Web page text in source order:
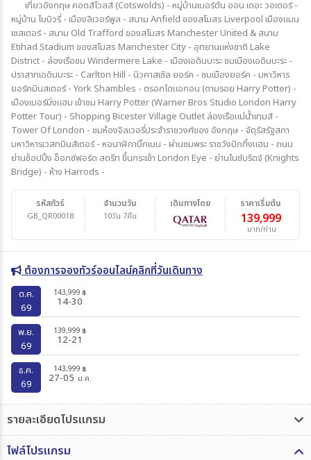
เที่ยวอังกฤษ คอตส์โวลส์ (Cotswolds) - หมู่บ้านเบอร์ตัน ออน เดอะ วอเตอร์ -
หมู่บ้าน ไบบิวรี่ - เมืองลิเวอร์พูล - สนาม Anfield ของสโมสs Liverpool เมืองแมน
เชสเตอร์ - สนาม Old Trafford ของสโมสs Manchester United & สนาม
Etihad Stadium ของสโมสs Manchester City - อุทยานแห่งชาติ Lake
District - ล่องเรือชม Windermere Lake - เมืองเอดินบะระ ชมเมืองเอดินบะระ -
ปราสาทเอดินบะระ - Carlton Hill - นิวคาสเซิล ยอร์ค - ชมเมืองยอร์ค - มหาวิหาร
ยอร์คมินสเตอร์ - York Shambles - ตรอกไดแอกอน (ตามรอย Harry Potter) -
เมืองเบอร์มิ่งแฮม เข้าชม Harry Potter (Warner Bros Studio London Harry
Potter Tour) - Shopping Bicester Village Outlet ล่องเรือแม่น้ำเทมส์ -
Tower Of London - ชมห้องจิลเวอรี่ประจำราชวงศ์ของ อังกฤษ - จัตุรัสรัฐสภา
มหาวิหารเวสทมินส์เตอร์ - หอนาฬิกาบิ๊กเบน - ผ่านชมพระ ราชวังปักกิ้งแฮม - ถนน
ย่านช้อปปิ้ง อ็อกซ์ฟอร์ด สตรีท ขึ้นกระเช้า London Eye - ย่านไนซ์บริดจ์ (Knights
Bridge) - ห้าง Harrods -
รหัสทัวร์
GB_QR00018
จำนวนวัน
10วัน 7คืน
ราคาเริ่มต้น
139,999
บาท/ท่าน
เดินทางโดย
ต้องการจองทัวร์ออนไลน์คลิกที่วันเดินทาง
ต.ค.
69
143,999 ฿
14-30
พ.ย.
69
139,999 ฿
12-21
ธ.ค.
69
143,999 ฿
27-05 ม.ค.
รายละเอียดโปรแกรม
ไฟล์โปรแกรม